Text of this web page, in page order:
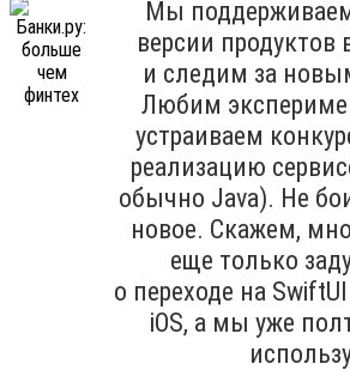
Мы
версии продуктов
и следим за
Любим
устраиваем
реализацию
обычно Java). Не
новое. Скажем,
еще только
о переходе на
iOS, а мы уже